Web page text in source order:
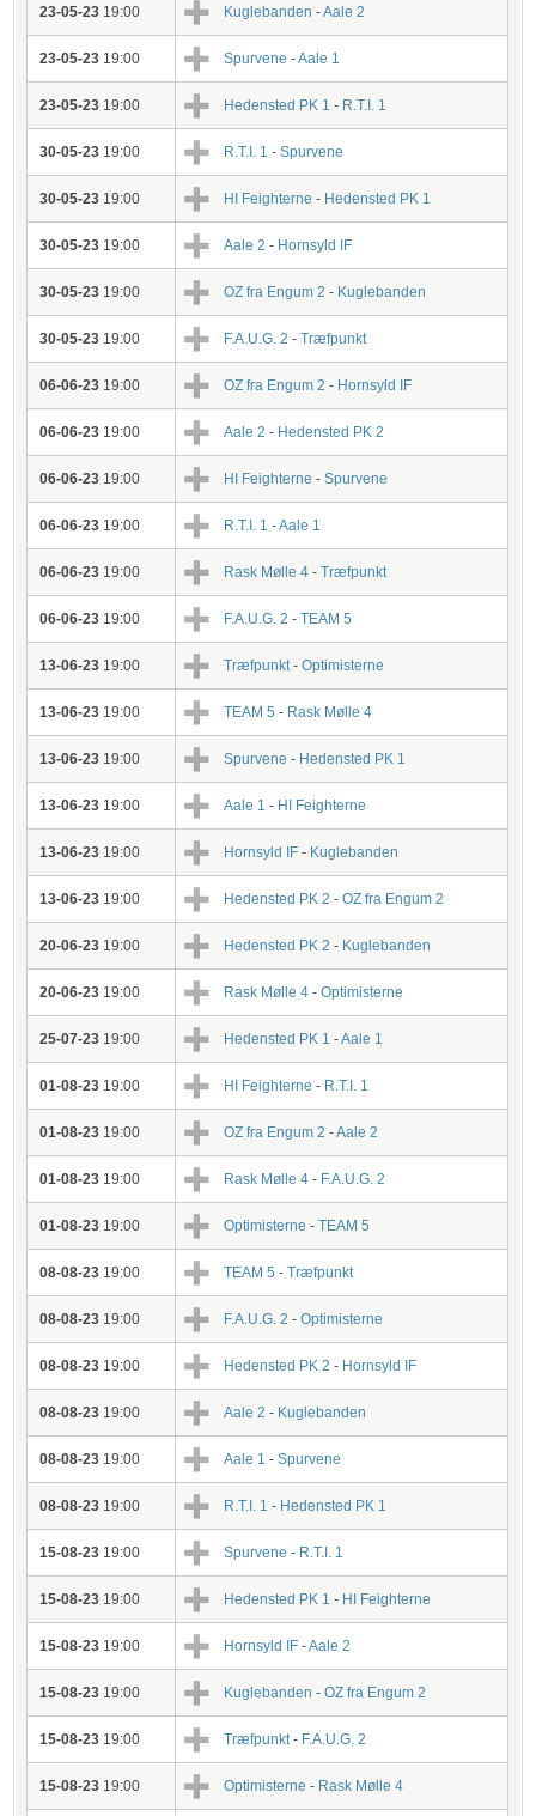
23-05-23 19:00 Kuglebanden -Aale 2
23-05-23 19:00 Spurvene -Aale 1
23-05-23 19:00 Hedensted PK 1 - R.T.I. 1
30-05-23 19:00 R.T.I. 1 -Spurvene
30-05-23 19:00 HI Feighterne - Hedensted PK 1
30-05-23 19:00 Aale 2 - Hornsyld IF
30-05-23 19:00 OZ fra Engum 2 - Kuglebanden
30-05-23 19:00 F.A.U.G. 2 -Træfpunkt
06-06-23 19:00 OZ fra Engum 2 - Hornsyld IF
06-06-23 19:00 Aale 2 - Hedensted PK 2
06-06-23 19:00 HI Feighterne -Spurvene
06-06-23 19:00 R.T.I. 1 -Aale 1
06-06-23 19:00 Rask Mølle 4 -Træfpunkt
06-06-23 19:00 F.A.U.G. 2 -TEAM 5
13-06-23 19:00 Træfpunkt-Optimisterne
13-06-23 19:00 TEAM 5 - Rask Mølle 4
13-06-23 19:00 Spurvene - Hedensted PK 1
13-06-23 19:00 Aale 1 - HI Feighterne
13-06-23 19:00 Hornsyld IF - Kuglebanden
13-06-23 19:00 Hedensted PK 2 -OZ fra Engum 2
20-06-23 19:00 Hedensted PK 2 - Kuglebanden
20-06-23 19:00 Rask Mølle 4 -Optimisterne
25-07-23 19:00 Hedensted PK 1 -Aale 1
01-08-23 19:00 HI Feighterne - R.T.I. 1
01-08-23 19:00 OZ fra Engum 2 -Aale 2
01-08-23 19:00 Rask Mølle 4 - F.A.U.G. 2
01-08-23 19:00 Optimisterne -TEAM 5
08-08-23 19:00 TEAM 5 -Træfpunkt
08-08-23 19:00 F.A.U.G. 2 -Optimisterne
08-08-23 19:00 Hedensted PK 2 - Hornsyld IF
08-08-23 19:00 Aale 2 - Kuglebanden
08-08-23 19:00 Aale 1 -Spurvene
08-08-23 19:00 R.T.I. 1 - Hedensted PK 1
15-08-23 19:00 Spurvene - R.T.I. 1
15-08-23 19:00 Hedensted PK 1 - HI Feighterne
15-08-23 19:00 Hornsyld IF -Aale 2
15-08-23 19:00 Kuglebanden -OZ fra Engum 2
15-08-23 19:00 Træfpunkt- F.A.U.G. 2
15-08-23 19:00 Optimisterne - Rask Mølle 4